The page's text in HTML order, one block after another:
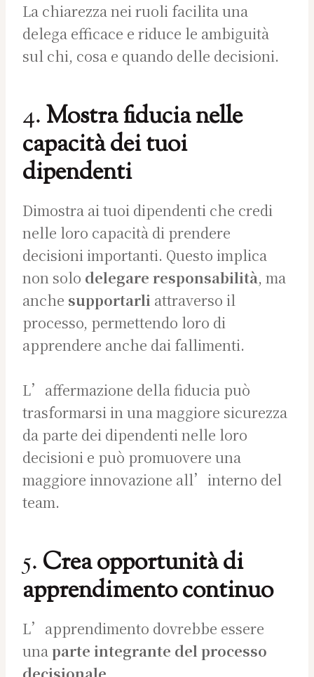
La chiarezza nei ruoli facilita una
delega efficace e riduce le ambiguità
sul chi, cosa e quando delle decisioni.
4.Mostra fiducia nelle
capacità dei tuoi
dipendenti
Dimostra ai tuoi dipendenti che credi
nelle loro capacità di prendere
decisioni importanti. Questo implica
non solo delegare responsabilità, ma
anche supportarli attraverso il
processo, permettendo loro di
apprendere anche dai fallimenti.
L’affermazione della fiducia può
trasformarsi in una maggiore sicurezza
da parte dei dipendenti nelle loro
decisioni e può promuovere una
maggiore innovazione all’interno del
team.
5. Crea opportunità di
apprendimento continuo
L’apprendimento dovrebbe essere
unaparte integrante del processo